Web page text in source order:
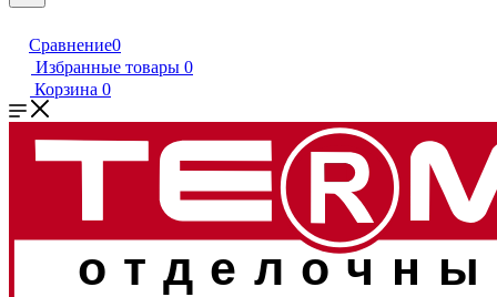
Сравнение0
Избранные товары 0
Корзина 0